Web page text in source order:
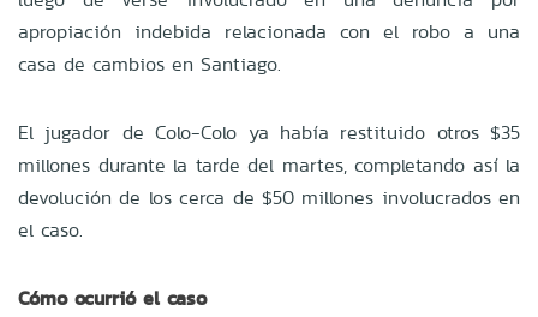
apropiación indebida relacionada con el robo a una
casa de cambios en Santiago.
El jugador de Colo-Colo ya había restituido otros $35
millones durante la tarde del martes, completando así la
devolución de los cerca de $50 millones involucrados en
el caso.
Cómo ocurrió el caso